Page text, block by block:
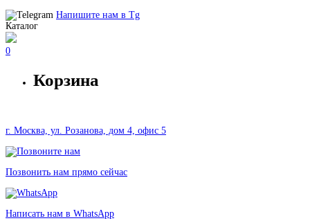
Напишите нам в Tg
Каталог
0
Корзина
г. Москва, ул. Розанова, дом 4, офис 5
Позвонить нам прямо сейчас
Написать нам в WhatsApp